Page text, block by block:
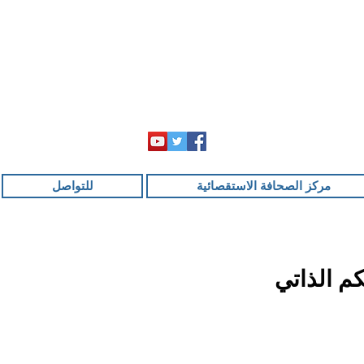
مركز الصحافة الاستقصائية للتواصل
الذاتي